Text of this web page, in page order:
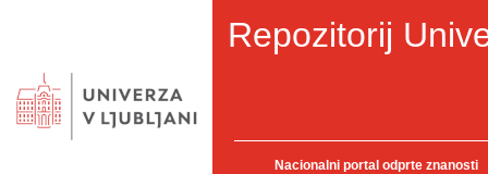
Repozitorij
Nacionalni portal odprte znanosti